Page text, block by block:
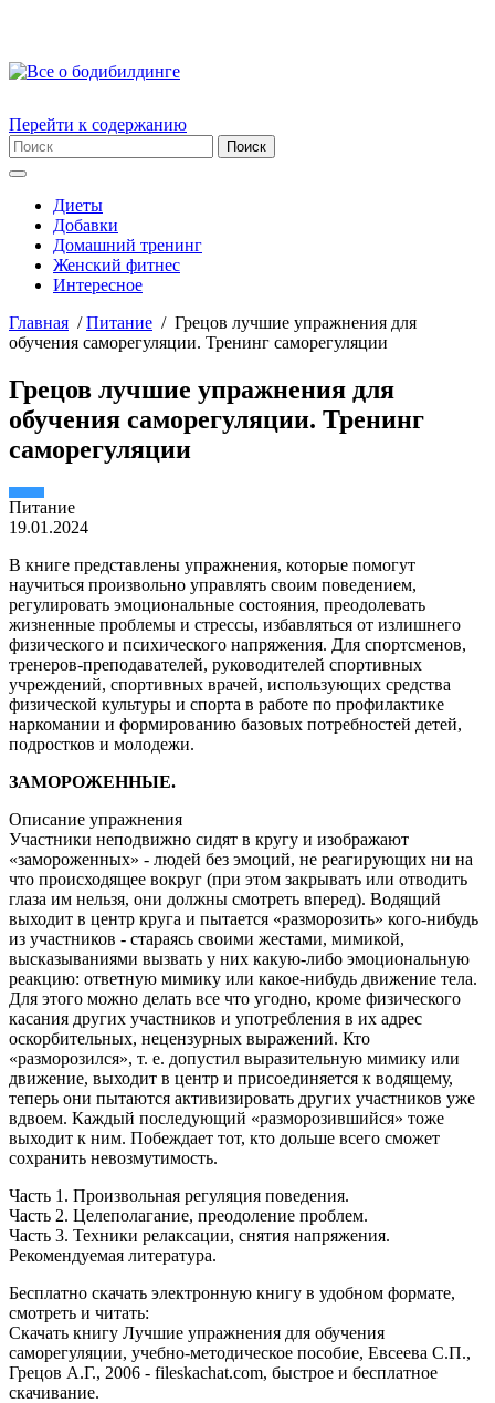
Перейти к содержанию
Диеты
Добавки
Домашний тренинг
Женский фитнес
Интересное
Главная /Питание / Грецов лучшие упражнения для
обучения саморегуляции. Тренинг саморегуляции
Грецов лучшие упражнения для
обучения саморегуляции. Тренинг
саморегуляции
Питание
19.01.2024
В книге представлены упражнения, которые помогут
научиться произвольно управлять своим поведением,
регулировать эмоциональные состояния, преодолевать
жизненные проблемы и стрессы, избавляться от излишнего
физического и психического напряжения. Для спортсменов,
тренеров-преподавателей, руководителей спортивных
учреждений, спортивных врачей, использующих средства
физической культуры и спорта в работе по профилактике
наркомании и формированию базовых потребностей детей,
подростков и молодежи.
ЗАМОРОЖЕННЫЕ.
Описание упражнения
Участники неподвижно сидят в кругу и изображают
«замороженных» - людей без эмоций, не реагирующих ни на
что происходящее вокруг (при этом закрывать или отводить
глаза им нельзя, они должны смотреть вперед). Водящий
выходит в центр круга и пытается «разморозить» кого-нибудь
из участников - стараясь своими жестами, мимикой,
высказываниями вызвать у них какую-либо эмоциональную
реакцию: ответную мимику или какое-нибудь движение тела.
Для этого можно делать все что угодно, кроме физического
касания других участников и употребления в их адрес
оскорбительных, нецензурных выражений. Кто
«разморозился», т. е. допустил выразительную мимику или
движение, выходит в центр и присоединяется к водящему,
теперь они пытаются активизировать других участников уже
вдвоем. Каждый последующий «разморозившийся» тоже
выходит к ним. Побеждает тот, кто дольше всего сможет
сохранить невозмутимость.
Часть 1. Произвольная регуляция поведения.
Часть 2. Целеполагание, преодоление проблем.
Часть 3. Техники релаксации, снятия напряжения.
Рекомендуемая литература.
Бесплатно скачать электронную книгу в удобном формате,
смотреть и читать:
Скачать книгу Лучшие упражнения для обучения
саморегуляции, учебно-методическое пособие, Евсеева С.П.,
Грецов А.Г., 2006 - fileskachat.com, быстрое и бесплатное
скачивание.